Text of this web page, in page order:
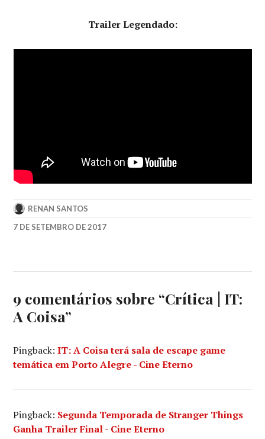
Trailer Legendado:
RENAN SANTOS
7 DE SETEMBRO DE 2017
JOJI
FUKUNAGA,
IT:
A
KING,
WARNER
BROS.
9 comentários sobre “Crítica | IT:
A Coisa”
Pingback:IT: A Coisa terá sala de escape game
temática em Porto Alegre - Cine Eterno
Pingback: Segunda Temporada de Stranger Things
Ganha Trailer Final - Cine Eterno